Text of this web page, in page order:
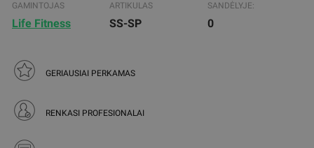
GAMINTOJAS
Life Fitness
ARTIKULAS
SS-SP
SANDĖLYJE:
0
GERIAUSIAI PERKAMAS
RENKASI PROFESIONALAI